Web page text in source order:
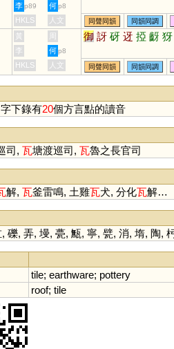
李 p89 何 p8
HKLS 人文 同聲同韻 同韻同調
黃 周 御 訝 砑 迓 掗 齖 犽
李 何 p8
HKLS 人文 同聲同韻 同韻同調
下錄有20個方言點的讀音
司, 瓦塘渡巡司, 瓦魯之長官司
解, 瓦釜雷鳴, 土雞瓦犬, 分化瓦解…
, 礫, 弄, 墁, 甍, 甒, 寧, 甓, 消, 堶, 陶,
tile; earthware; pottery
roof; tile